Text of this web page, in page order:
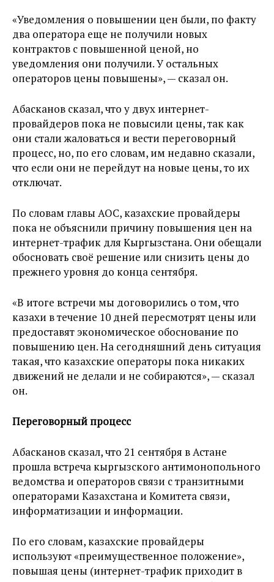
«Уведомления о повышении цен были, по факту
два оператора еще не получили новых
контрактов с повышенной ценой, но
уведомления они получили. У остальных
операторов цены повышены», — сказал он.
Абасканов сказал, что у двух интернет-
провайдеров пока не повысили цены, так как
они стали жаловаться и вести переговорный
процесс, но, по его словам, им недавно сказали,
что если они не перейдут на новые цены, то их
отключат.
По словам главы АОС, казахские провайдеры
пока не объяснили причину повышения цен на
интернет-трафик для Кыргызстана. Они обещали
обосновать своё решение или снизить цены до
прежнего уровня до конца сентября.
«В итоге встречи мы договорились о том, что
казахи в течение 10 дней пересмотрят цены или
предоставят экономическое обоснование по
повышению цен. На сегодняшний день ситуация
такая, что казахские операторы пока никаких
движений не делали и не собираются», — сказал
он.
Переговорный процесс
Абасканов сказал, что 21 сентября в Астане
прошла встреча кыргызского антимонопольного
ведомства и операторов связи с транзитными
операторами Казахстана и Комитета связи,
информатизации и информации.
По его словам, казахские провайдеры
используют «преимущественное положение»,
повышая цены (интернет-трафик приходит в